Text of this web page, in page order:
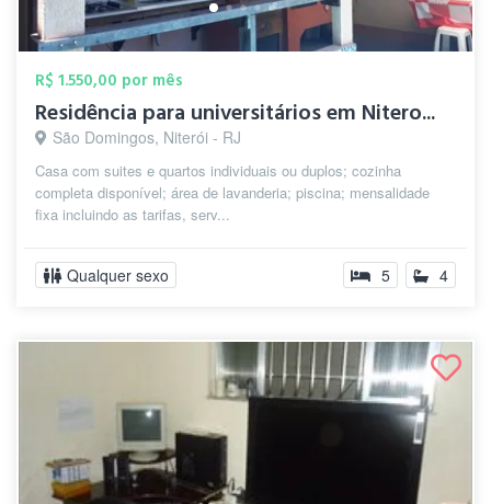
R$ 1.550,00 por mês
Residência para universitários em Nitero...
São Domingos, Niterói - RJ
Casa com suites e quartos individuais ou duplos; cozinha
completa disponível; área de lavanderia; piscina; mensalidade
fixa incluindo as tarifas, serv...
Qualquer sexo 5 4